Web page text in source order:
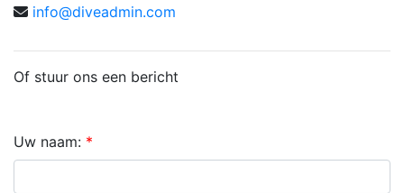
info@diveadmin.com
Of stuur ons een bericht
Uw naam: